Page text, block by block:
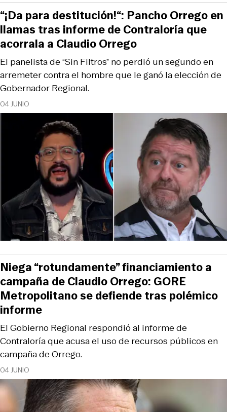
04 JUNIO
El panelista de “Sin Filtros” no perdió un segundo en
arremeter contra el hombre que le ganó la elección de
Gobernador Regional.
“¡Da para destitución!“: Pancho Orrego en
llamas tras informe de Contraloría que
acorrala a Claudio Orrego
04 JUNIO
El Gobierno Regional respondió al informe de
Contraloría que acusa el uso de recursos públicos en
campaña de Orrego.
Niega “rotundamente” financiamiento a
campaña de Claudio Orrego: GORE
Metropolitano se defiende tras polémico
informe